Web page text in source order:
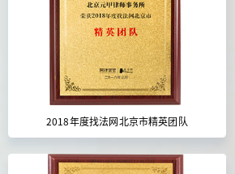
2018年度找法网北京市精英团队